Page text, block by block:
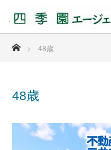
ホーム
48歳
48歳